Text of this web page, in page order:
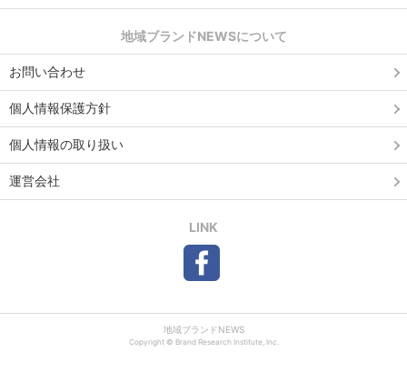
地域ブランドNEWSについて
お問い合わせ
個人情報保護方針
個人情報の取り扱い
運営会社
LINK
地域ブランドNEWS
Copyright © Brand Research Institute, Inc.